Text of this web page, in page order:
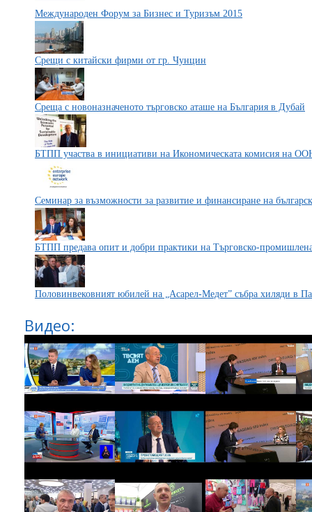
Международен Форум за Бизнес и Туризъм 2015
Срещи с китайски фирми от гр. Чунцин
Среща с новоназначеното търговско аташе на България в Дубай
БТПП участва в инициативи на Икономическата комисия на
Семинар за възможности за развитие и финансиране на
БТПП предава опит и добри практики на Търговско-
Половинвековният юбилей на „Асарел-Медет” събра хиляди в
Видео: